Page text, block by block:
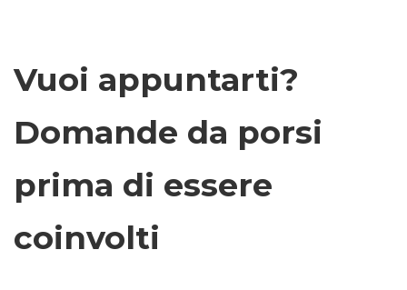
Vuoi appuntarti?
Domande da porsi
prima di essere
coinvolti